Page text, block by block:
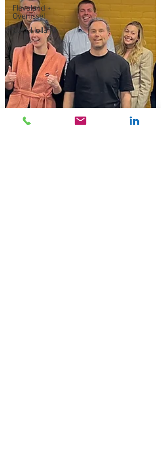
Flevoland +
Overijssel
Zuid-Holland